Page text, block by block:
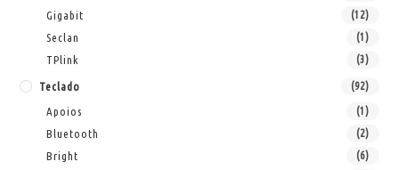
Gigabit (12)
Seclan (1)
TPlink (3)
Teclado (92)
Apoios (1)
Bluetooth (2)
Bright (6)